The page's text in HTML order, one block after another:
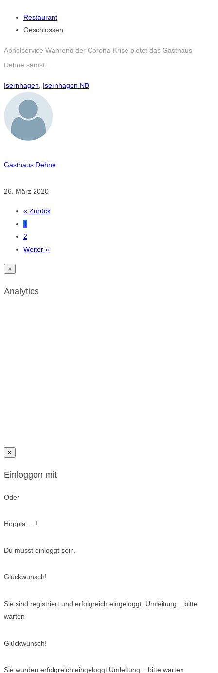
Restaurant
Geschlossen
Abholservice Während der Corona-Krise bietet das Gasthaus
Dehne samst...
Isernhagen Isernhagen NB
Gasthaus Dehne
26. März 2020
« Zurück
1
2
Weiter »
×
Analytics
×
Einloggen mit
Oder
Hoppla.....!
Du musst einloggt sein.
Glückwunsch!
Sie sind registriert und erfolgreich eingeloggt. Umleitung... bitte
warten
Glückwunsch!
Sie wurden erfolgreich eingeloggt Umleitung... bitte warten